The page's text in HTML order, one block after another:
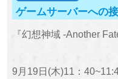
ゲームサーバーへの
『幻想神域 -Another
9月19日(木)11：